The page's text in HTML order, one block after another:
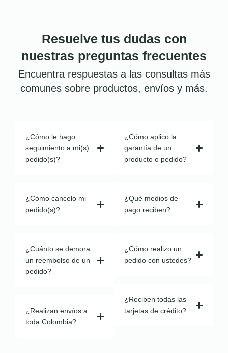
Resuelve tus dudas con
nuestras preguntas frecuentes
Encuentra respuestas a las consultas más
comunes sobre productos, envíos y más.
¿Cómo le hago
seguimiento a mi(s)
pedido(s)?
¿Cómo cancelo mi
pedido(s)?
¿Cuánto se demora
un reembolso de un
pedido?
¿Realizan envíos a
toda Colombia?
¿Cómo aplico la
garantía de un
producto o pedido?
¿Qué medios de
pago reciben?
¿Cómo realizo un
pedido con ustedes?
¿Reciben todas las
tarjetas de crédito?